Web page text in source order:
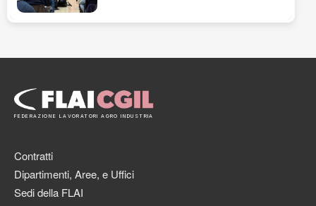
FEDERAZIONE LAVORATORI AGRO INDUSTRIA
Contratti
Dipartimenti, Aree, e Uffici
Sedi della FLAI